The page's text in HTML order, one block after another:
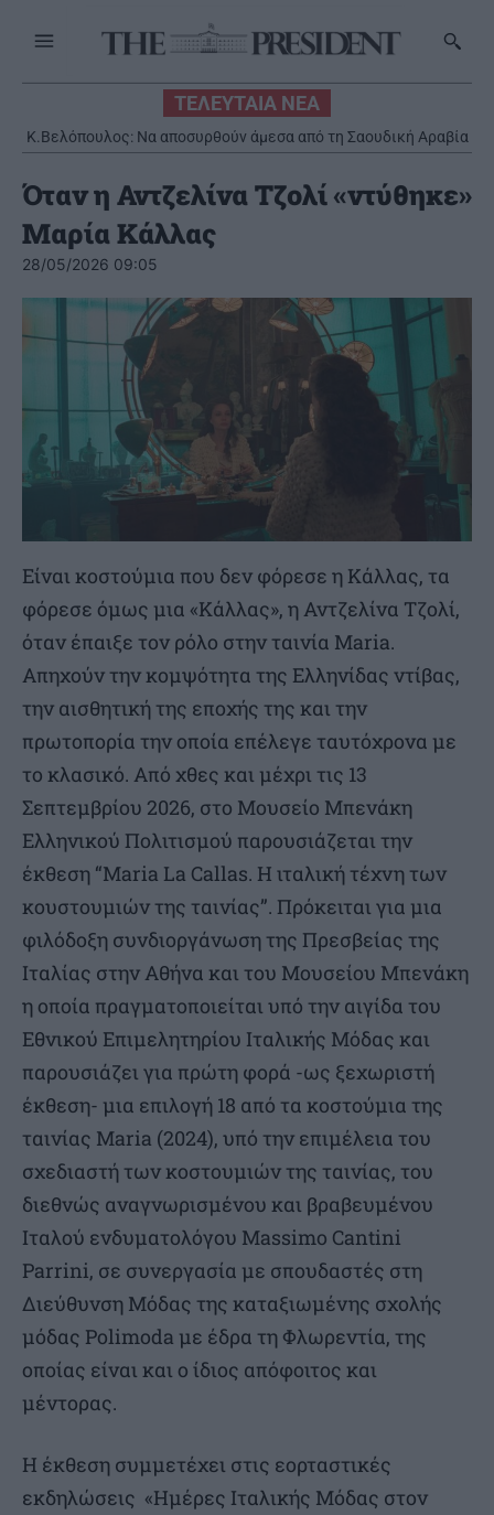
ΤΕΛΕΥΤΑΙΑ ΝΕΑ
Κ.Βελόπουλος: Να αποσυρθούν άμεσα από τη Σαουδική Αραβία
οι ελληνικοί Patriot
Όταν η Αντζελίνα Τζολί «ντύθηκε»
Μαρία Κάλλας
28/05/2026 09:05
Είναι κοστούμια που δεν φόρεσε η Κάλλας, τα
φόρεσε όμως μια «Κάλλας», η Αντζελίνα Τζολί,
όταν έπαιξε τον ρόλο στην ταινία Maria.
Απηχούν την κομψότητα της Ελληνίδας ντίβας,
την αισθητική της εποχής της και την
πρωτοπορία την οποία επέλεγε ταυτόχρονα με
το κλασικό. Από χθες και μέχρι τις 13
Σεπτεμβρίου 2026, στο Μουσείο Μπενάκη
Ελληνικού Πολιτισμού παρουσιάζεται την
έκθεση “Μaria La Callas. Η ιταλική τέχνη των
κουστουμιών της ταινίας”. Πρόκειται για μια
φιλόδοξη συνδιοργάνωση της Πρεσβείας της
Ιταλίας στην Αθήνα και του Μουσείου Μπενάκη
η οποία πραγματοποιείται υπό την αιγίδα του
Εθνικού Επιμελητηρίου Ιταλικής Μόδας και
παρουσιάζει για πρώτη φορά -ως ξεχωριστή
έκθεση- μια επιλογή 18 από τα κοστούμια της
ταινίας Maria (2024), υπό την επιμέλεια του
σχεδιαστή των κοστουμιών της ταινίας, του
διεθνώς αναγνωρισμένου και βραβευμένου
Ιταλού ενδυματολόγου Massimo Cantini
Parrini, σε συνεργασία με σπουδαστές στη
Διεύθυνση Μόδας της καταξιωμένης σχολής
μόδας Polimoda με έδρα τη Φλωρεντία, της
οποίας είναι και ο ίδιος απόφοιτος και
μέντορας.
Η έκθεση συμμετέχει στις εορταστικές
εκδηλώσεις «Ημέρες Ιταλικής Μόδας στον